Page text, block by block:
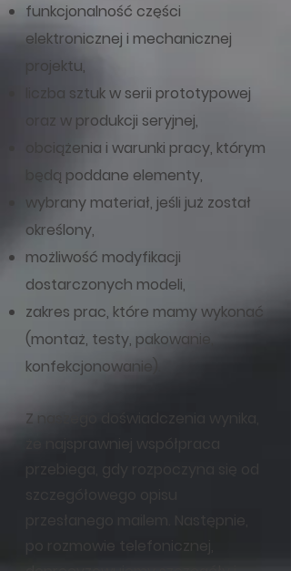
funkcjonalność części
elektronicznej i mechanicznej
projektu,
liczba sztuk w serii prototypowej
oraz w produkcji seryjnej,
obciążenia i warunki pracy, którym
będą poddane elementy,
wybrany materiał, jeśli już został
określony,
możliwość modyfikacji
dostarczonych modeli,
zakres prac, które mamy wykonać
(montaż, testy, pakowanie,
konfekcjonowanie).
Z naszego doświadczenia wynika,
przesłanego mailem. Następnie,
po rozmowie telefonicznej,